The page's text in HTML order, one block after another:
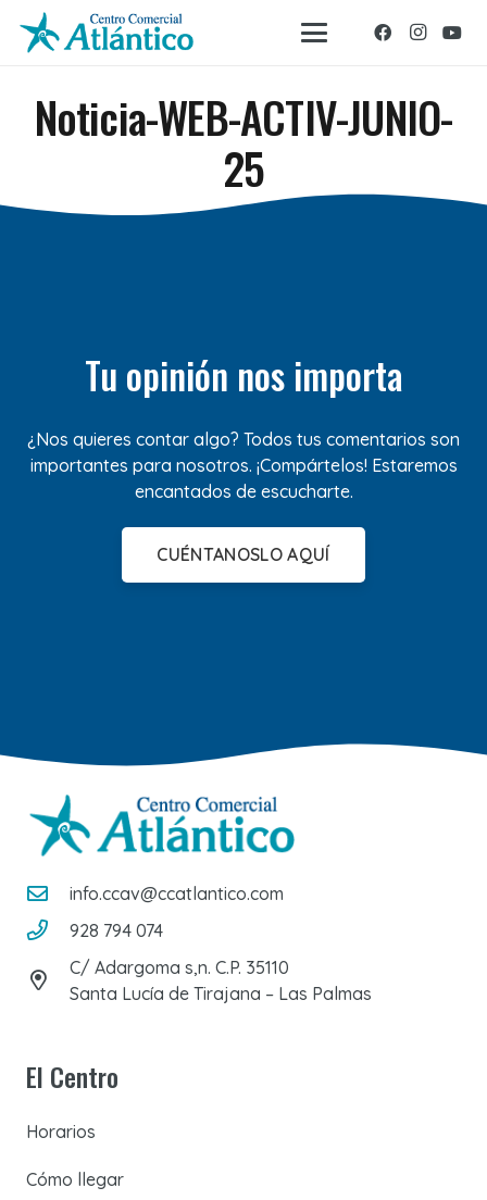
Noticia-WEB-ACTIV-JUNIO-
25
Tu opinión nos importa
¿Nos quieres contar algo? Todos tus comentarios son
importantes para nosotros. ¡Compártelos! Estaremos
encantados de escucharte.
CUÉNTANOSLO AQUÍ
info.ccav@ccatlantico.com
928 794 074
C/ Adargoma s,n. C.P. 35110
Santa Lucía de Tirajana – Las Palmas
El Centro
Horarios
Cómo llegar